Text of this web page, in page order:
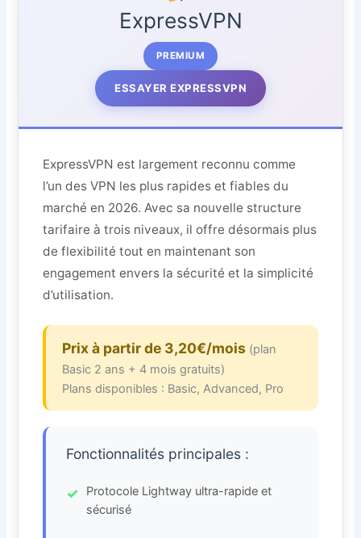
ExpressVPN
PREMIUM
ESSAYER EXPRESSVPN
ExpressVPN est largement reconnu comme
l’un des VPN les plus rapides et fiables du
marché en 2026. Avec sa nouvelle structure
tarifaire à trois niveaux, il offre désormais plus
de flexibilité tout en maintenant son
engagement envers la sécurité et la simplicité
d’utilisation.
Prix à partir de 3,20€/mois (plan
Basic 2 ans + 4 mois gratuits)
Plans disponibles : Basic, Advanced, Pro
Fonctionnalités principales :
Protocole Lightway ultra-rapide et
sécurisé